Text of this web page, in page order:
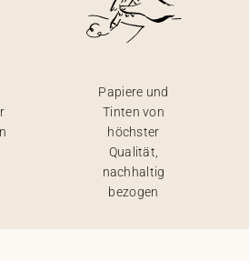
Papiere und
Tinten von
höchster
Qualität,
nachhaltig
bezogen